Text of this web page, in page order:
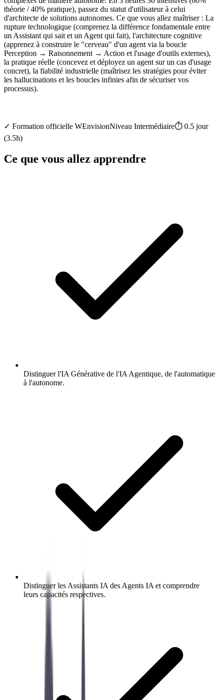
théorie / 40% pratique), passez du statut d'utilisateur à celui
d'architecte de solutions autonomes. Ce que vous allez maîtriser : La
rupture technologique (comprenez la différence fondamentale entre
un Assistant qui sait et un Agent qui fait), l'architecture cognitive
(apprenez à construire le "cerveau" d'un agent via la boucle
Perception → Raisonnement → Action et l'usage d'outils externes),
la pratique réelle (concevez et déployez un agent sur un cas d'usage
concret), la fiabilité industrielle (maîtrisez les stratégies pour éviter
les hallucinations et les boucles infinies afin de sécuriser vos
processus).
✓ Formation officielle WEnvisionNiveau Intermédiaire⏱️ 0.5 jour
(3.5h)
Ce que vous allez apprendre
Distinguer l'IA Générative de l'IA Agentique, de l'automatique
à l'autonome.
Distinguer les Assistants IA des Agents IA et comprendre
leurs capacités respectives.